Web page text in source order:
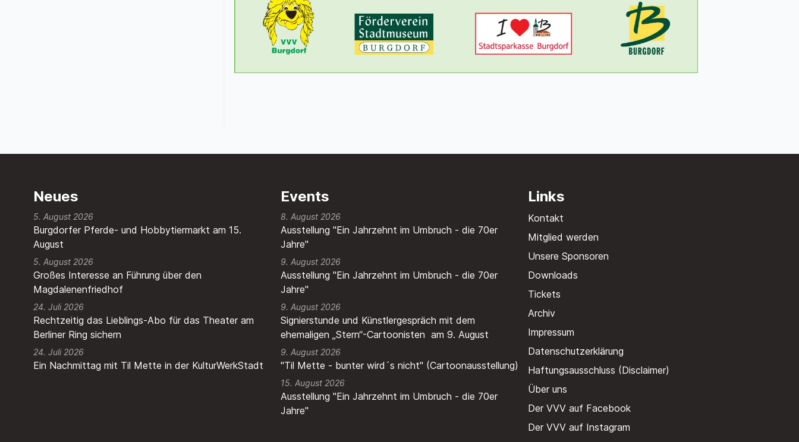
Neues
Burgdorfer Pferde- und Hobbytiermarkt am 15.
August
5. August 2026
Großes Interesse an Führung über den
Magdalenenfriedhof
5. August 2026
Rechtzeitig das Lieblings-Abo für das Theater am
Berliner Ring sichern
24. Juli 2026
Ein Nachmittag mit Til Mette in der KulturWerkStadt
24. Juli 2026
Events
8. August 2026
Ausstellung "Ein Jahrzehnt im Umbruch - die 70er
Jahre"
9. August 2026
Ausstellung "Ein Jahrzehnt im Umbruch - die 70er
Jahre"
9. August 2026
Signierstunde und Künstlergespräch mit dem
ehemaligen „Stern“-Cartoonisten am 9. August
9. August 2026
"Til Mette - bunter wird´s nicht" (Cartoonausstellung)
15. August 2026
Ausstellung "Ein Jahrzehnt im Umbruch - die 70er
Jahre"
Links
Kontakt
Mitglied werden
Unsere Sponsoren
Downloads
Tickets
Archiv
Impressum
Datenschutzerklärung
Haftungsausschluss (Disclaimer)
Über uns
Der VVV auf Facebook
Der VVV auf Instagram